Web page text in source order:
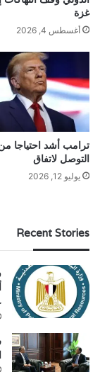
غزة
أغسطس 4, 2026
ترامب أشد احتياجا
التوصل لاتفاق
يوليو 12, 2026
Recent Stories